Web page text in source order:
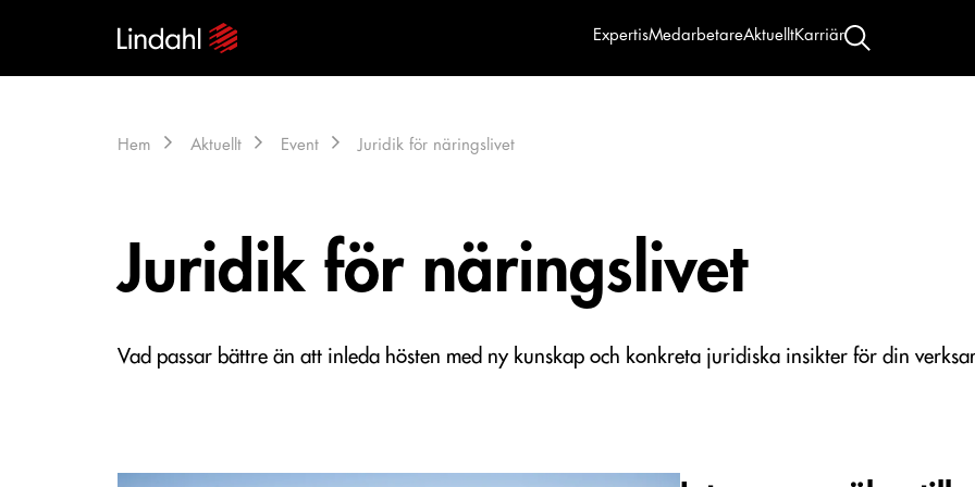
ExpertisMedarbetareAktuelltKarriär
Hem Aktuellt Event Juridik för näringslivet
Juridik för näringslivet
Vad passar bättre än att inleda hösten med ny kunskap och konkreta juridiska insikter för din